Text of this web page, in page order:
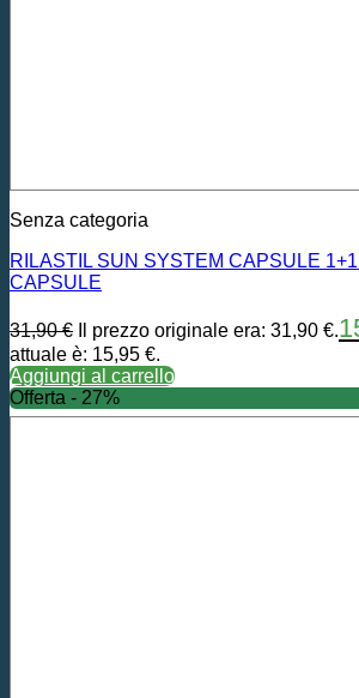
Senza categoria
RILASTIL SUN SYSTEM CAPSULE
CAPSULE
31,90€ Il prezzo originale era: 31,90 €.
attuale è: 15,95 €.
Aggiungi al carrello
Offerta - 27%